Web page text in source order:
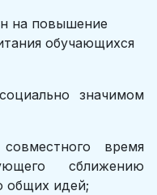
на повышение
обучающихся
значимом
время
сближению
общих идей;